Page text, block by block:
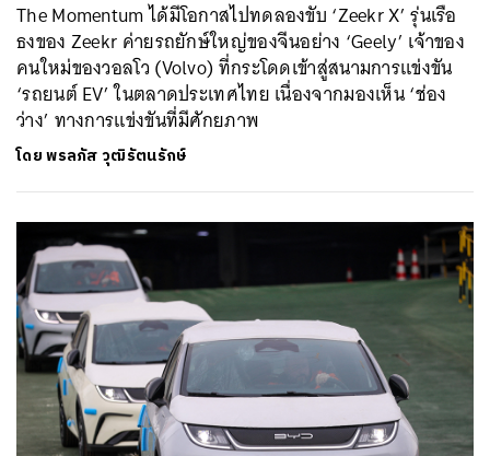
The Momentum ได้มีโอกาสไปทดลองขับ ‘Zeekr X’ รุ่นเรือ
ธงของ Zeekr ค่ายรถยักษ์ใหญ่ของจีนอย่าง ‘Geely’ เจ้าของ
คนใหม่ของวอลโว (Volvo) ที่กระโดดเข้าสู่สนามการแข่งขัน
‘รถยนต์ EV’ ในตลาดประเทศไทย เนื่องจากมองเห็น ‘ช่อง
ว่าง’ ทางการแข่งขันที่มีศักยภาพ
โดยพรลภัส วุฒิรัตนรักษ์